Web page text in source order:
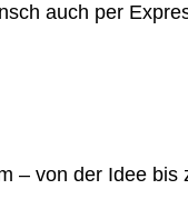
auch per
– von der Idee bis